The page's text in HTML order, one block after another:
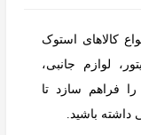
کالاهای استوک
لوازم جانبی،
فراهم سازد تا
داشته باشید.